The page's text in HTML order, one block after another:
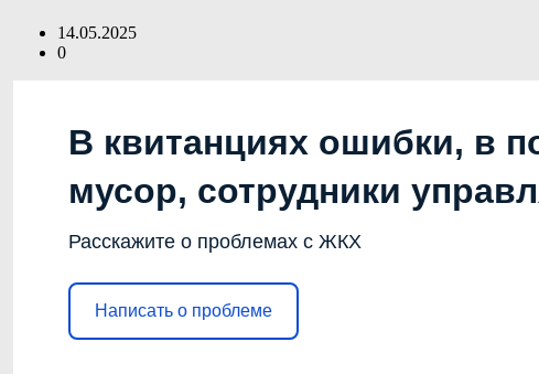
14.05.2025
0
В квитанциях ошибки, в
мусор, сотрудники
Расскажите о проблемах с ЖКХ
Написать о проблеме